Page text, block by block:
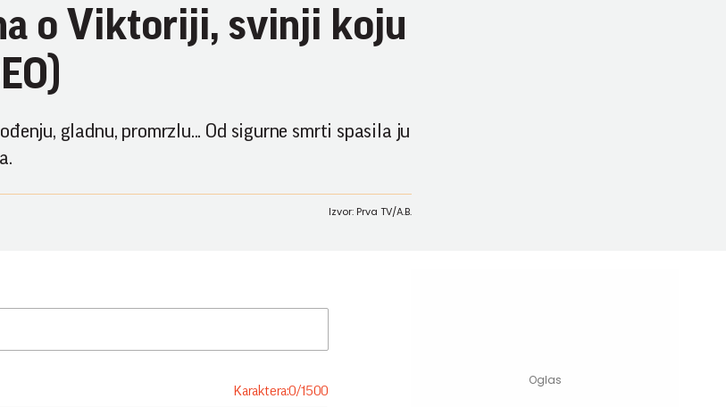
o Viktoriji, svinji koju
gladnu, promrzlu... Od sigurne smrti spasila ju
Izvor: Prva TV/A.B.
Karaktera:0/1500